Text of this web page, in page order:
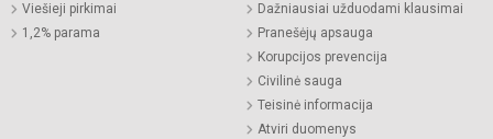
Viešieji pirkimai
1,2% parama
Dažniausiai užduodami klausimai
Pranešėjų apsauga
Korupcijos prevencija
Civilinė sauga
Teisinė informacija
Atviri duomenys